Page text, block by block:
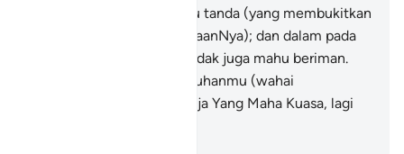
demikian itu terdapat satu tanda (yang membukitkan
keesaan Allah dan kekuasaanNya); dan dalam pada
itu, kebanyakan mereka tidak juga mahu beriman.
Dan sesungguhnya Tuhanmu (wahai
Muhammad), Dia lah sahaja Yang Maha Kuasa, lagi